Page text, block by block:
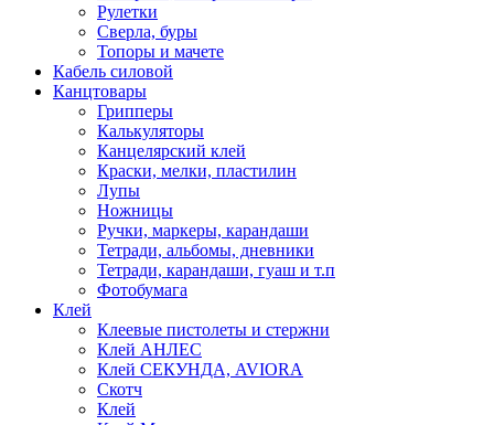
Рулетки
Сверла, буры
Топоры и мачете
Кабель силовой
Канцтовары
Грипперы
Калькуляторы
Канцелярский клей
Краски, мелки, пластилин
Лупы
Ножницы
Ручки, маркеры, карандаши
Тетради, альбомы, дневники
Тетради, карандаши, гуаш и т.п
Фотобумага
Клей
Клеевые пистолеты и стержни
Клей АНЛЕС
Клей СЕКУНДА, AVIORA
Скотч
Клей